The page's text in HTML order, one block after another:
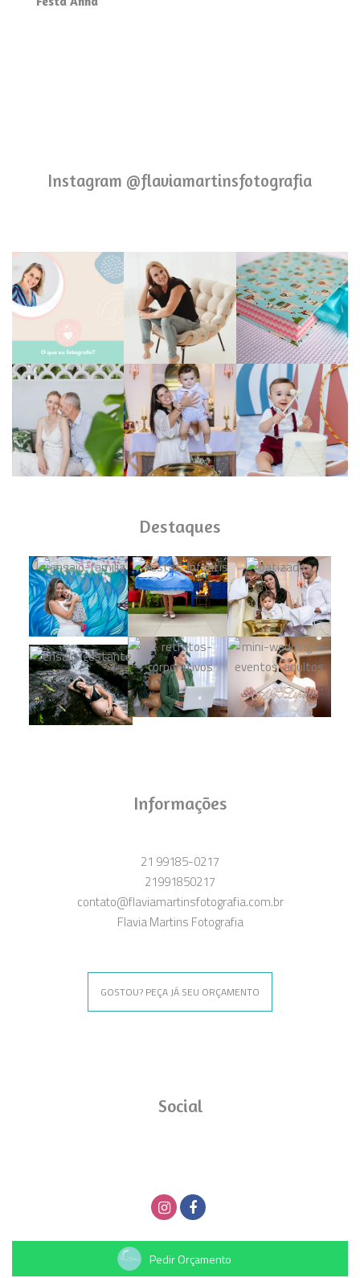
Instagram @flaviamartinsfotografia
Destaques
Informações
21 99185-0217
21991850217
contato@flaviamartinsfotografia.com.br
Flavia Martins Fotografia
GOSTOU? PEÇA JÁ SEU ORÇAMENTO
Social
Pedir Orçamento